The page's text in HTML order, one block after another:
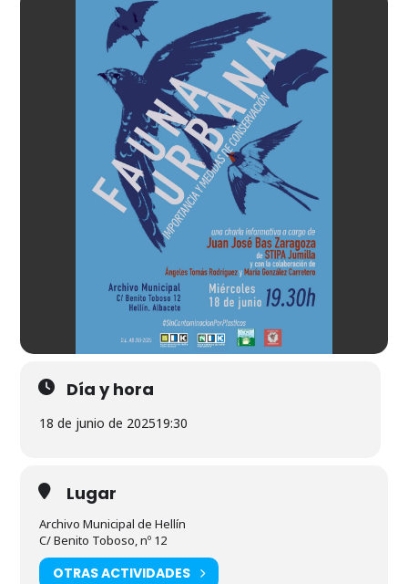
Día y hora
18 de junio de 202519:30
Lugar
Archivo Municipal de Hellín
C/ Benito Toboso, nº 12
OTRAS ACTIVIDADES